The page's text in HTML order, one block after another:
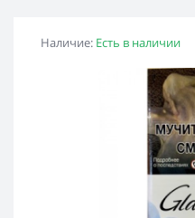
Наличие: Есть в наличии